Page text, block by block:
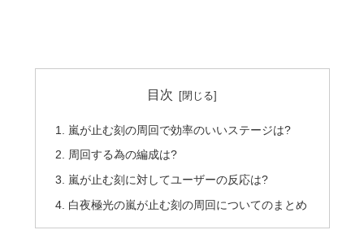
目次
嵐が止む刻の周回で効率のいいステージは?
周回する為の編成は?
嵐が止む刻に対してユーザーの反応は?
白夜極光の嵐が止む刻の周回についてのまとめ